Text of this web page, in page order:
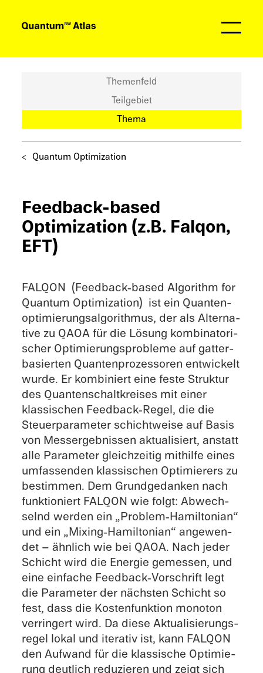
Themenfeld
Teilgebiet
Thema
Quantum Optimiza­tion
Feedback-based
Optimiza­tion (z.B. Falqon,
EFT)
FALQON (Feedback‑based Algorithm for
Quantum Optimiza­tion) ist ein Quanten­
op­ti­mie­rungs­al­go­rith­mus, der als Alter­na­
tive zu QAOA für die Lösung kombi­na­to­ri­
scher Optimie­rungs­pro­bleme auf gatter­
ba­sier­ten Quanten­pro­zes­so­ren entwi­ckelt
wurde. Er kombi­niert eine feste Struk­tur
des Quanten­schalt­krei­ses mit einer
klassi­schen Feedback‑Regel, die die
Steuer­pa­ra­me­ter schicht­weise auf Basis
von Messergeb­nis­sen aktua­li­siert, anstatt
alle Parame­ter gleich­zei­tig mithilfe eines
umfas­sen­den klassi­schen Optimie­rers zu
bestim­men. Dem Grund­ge­dan­ken nach
funktio­niert FALQON wie folgt: Abwech­
selnd werden ein „Problem‑Hamiltonian“
und ein „Mixing‑Hamiltonian“ angewen­
det – ähnlich wie bei QAOA. Nach jeder
Schicht wird die Energie gemes­sen, und
eine einfa­che Feedback‑Vorschrift legt
die Parame­ter der nächs­ten Schicht so
fest, dass die Kosten­funk­tion monoton
verrin­gert wird. Da diese Aktua­li­sie­rungs­
re­gel lokal und itera­tiv ist, kann FALQON
den Aufwand für die klassi­sche Optimie­
rung deutlich reduzie­ren und zeigt sich